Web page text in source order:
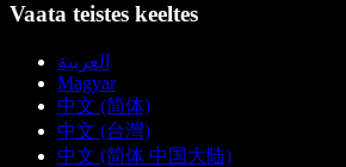
Vaata teistes keeltes
العربية
Magyar
中文 (简体)
中文 (台灣)
中文 (简体 中国大陆)